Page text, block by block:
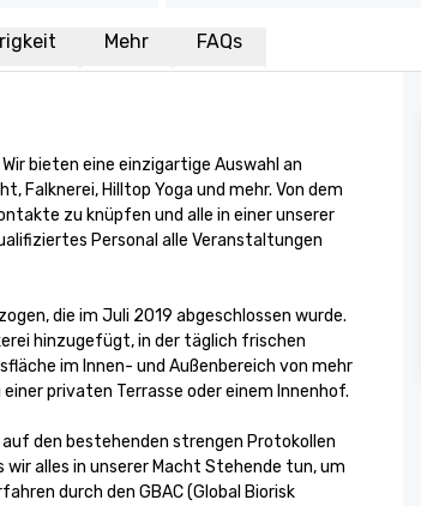
Mehr FAQs
bieten eine einzigartige Auswahl an
Falknerei, Hilltop Yoga und mehr. Von dem
zu knüpfen und alle in einer unserer
Personal alle Veranstaltungen
die im Juli 2019 abgeschlossen wurde.
hinzugefügt, in der täglich frischen
im Innen- und Außenbereich von mehr
privaten Terrasse oder einem Innenhof.
den bestehenden strengen Protokollen
alles in unserer Macht Stehende tun, um
durch den GBAC (Global Biorisk